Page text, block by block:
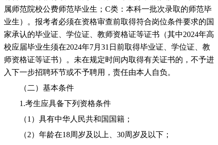
属师范院校公费师范毕业生；C类：本科一批次录取的师范毕
业生）。报考者必须在资格审查前取得符合岗位条件要求的国
家承认的毕业证、学位证、教师资格证等证书（其中2024年高
校应届毕业生须在2024年7月31日前取得毕业证、学位证、教
师资格证等证书）。未在规定时间内取得有关证书的，不予进
入下一步招聘环节或不予聘用，责任由本人自负。
（二）基本条件
1.考生应具备下列资格条件
（1）具有中华人民共和国国籍；
（2）年龄在18周岁及以上、30周岁及以下；